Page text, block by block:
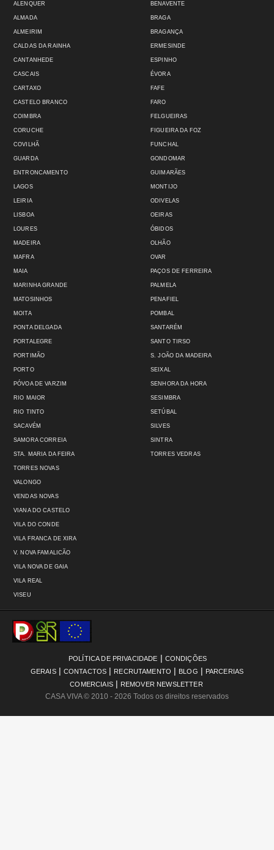
ALENQUER
ALMADA
ALMEIRIM
BENAVENTE
BRAGA
BRAGANÇA
CALDAS DA RAINHA
CANTANHEDE
CASCAIS
CARTAXO
CASTELO BRANCO
COIMBRA
CORUCHE
COVILHÃ
GUARDA
ENTRONCAMENTO
ERMESINDE
ESPINHO
ÉVORA
FAFE
FARO
FELGUEIRAS
FIGUEIRA DA FOZ
FUNCHAL
GONDOMAR
GUIMARÃES
LAGOS
LEIRIA
LISBOA
LOURES
MADEIRA
MAFRA
MAIA
MARINHA GRANDE
MATOSINHOS
MOITA
MONTIJO
ODIVELAS
OEIRAS
ÓBIDOS
OLHÃO
OVAR
PAÇOS DE FERREIRA
PALMELA
PENAFIEL
POMBAL
PONTA DELGADA
PORTALEGRE
PORTIMÃO
PORTO
PÓVOA DE VARZIM
RIO MAIOR
RIO TINTO
SACAVÉM
SAMORA CORREIA
STA. MARIA DA FEIRA
SANTARÉM
SANTO TIRSO
S. JOÃO DA MADEIRA
SEIXAL
SENHORA DA HORA
SESIMBRA
SETÚBAL
SILVES
SINTRA
TORRES VEDRAS
TORRES NOVAS
VALONGO
VENDAS NOVAS
VIANA DO CASTELO
VILA DO CONDE
VILA FRANCA DE XIRA
V. NOVA FAMALICÃO
VILA NOVA DE GAIA
VILA REAL
VISEU
POLÍTICA DE PRIVACIDADE | CONDIÇÕES
GERAIS | CONTACTOS | RECRUTAMENTO | BLOG | PARCERIAS
COMERCIAIS | REMOVER NEWSLETTER
CASA VIVA© 2010 - 2026 Todos os direitos reservados